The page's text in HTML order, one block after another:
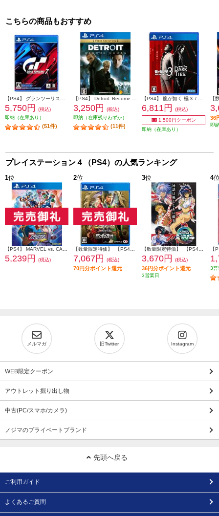
こちらの商品もおすすめ
5,750円
(税込)
即納（在庫あり）
(51件)
3,250円
(税込)
即納（在庫残りわずか）
(11件)
6,811円
(税込)
1,500円クーポン
即納（在庫あり）
36
即
プレイステーション４（PS4）の人気ランキング
1位
5,239円 (税込)
2位
7,067円 (税込)
70円分ポイント還元
3位
3,670円 (税込)
36円分ポイント還元
3営業日
4
3営
メルマガ 旧Twitter Instagram
WEB限定クーポン
アウトレット掘り出し物
中古(PC/スマホ/カメラ)
ノジマのプライベートブランド
先頭へ戻る
ご利用ガイド
よくあるご質問